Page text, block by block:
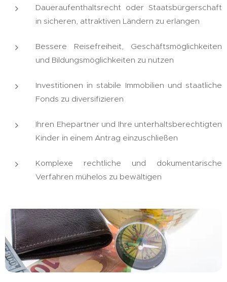
Daueraufenthaltsrecht oder Staatsbürgerschaft
in sicheren, attraktiven Ländern zu erlangen
Bessere Reisefreiheit, Geschäftsmöglichkeiten
und Bildungsmöglichkeiten zu nutzen
Investitionen in stabile Immobilien und staatliche
Fonds zu diversifizieren
Ihren Ehepartner und Ihre unterhaltsberechtigten
Kinder in einem Antrag einzuschließen
Komplexe rechtliche und dokumentarische
Verfahren mühelos zu bewältigen